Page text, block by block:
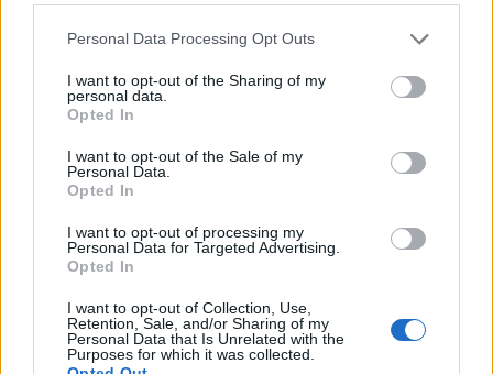
Please note that this website/app uses one or more Google
not limited to your visit or usage behaviour. You may click to
grant or deny consent to Google and its third-party tags to
use your data for below specified purposes in below Google
consent section.
Personal Data Processing Opt Outs
I want to opt-out of the Sharing of my
personal data.
Opted In
I want to opt-out of the Sale of my
Personal Data.
Opted In
I want to opt-out of processing my
Personal Data for Targeted Advertising.
Opted In
I want to opt-out of Collection, Use,
Retention, Sale, and/or Sharing of my
Personal Data that Is Unrelated with the
Purposes for which it was collected.
LUGNuts a Flickr-en (képek, fórum)
Címkék:verseny autó lego moc lugnuts
Ajánlott bejegyzések:
Nosztalgiáz(z)unk!